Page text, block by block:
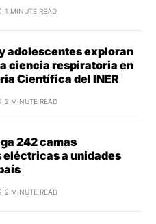
1 MINUTE READ
adolescentes exploran
ciencia respiratoria en
Científica del INER
2 MINUTE READ
242 camas
a unidades
2 MINUTE READ